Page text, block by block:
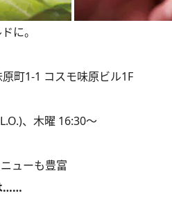
に。
町1-1 コスモ味原ビル1F
、木曜 16:30～
ューも豊富
……